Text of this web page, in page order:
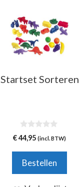
Startset Sorteren
0
v
5
€44,95 (incl. BTW)
Bestellen